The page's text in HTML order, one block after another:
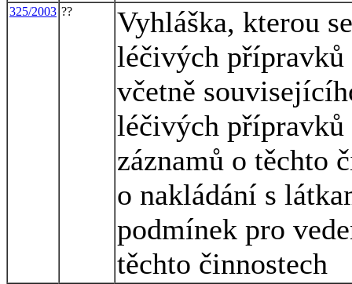
325/2003 ??
Vyhláška, kterou
léčivých přípravků
včetně
léčivých přípravků
záznamů o těchto
o nakládání s
podmínek pro
těchto činnostech